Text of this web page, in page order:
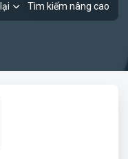
Tìm kiếm nâng cao